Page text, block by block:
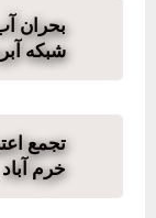
بحران
شبکه
تجمع
خرم آباد